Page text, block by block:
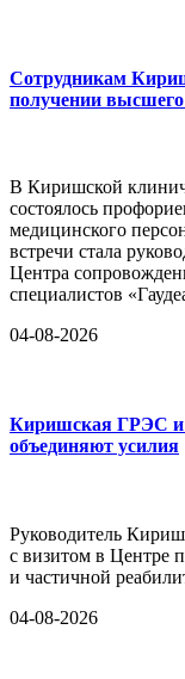
Сотрудникам
получении
В Киришской
состоялось
медицинского
встречи стала
Центра
специалистов
04-08-2026
Киришская ГРЭС и
объединяют усилия
Руководитель
с визитом в Центре
и частичной
04-08-2026